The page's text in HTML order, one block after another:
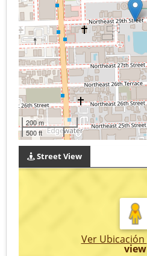
200 m
500 ft
Street View
Ver Ubicación
view